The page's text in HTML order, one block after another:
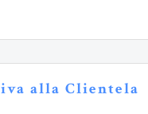
alla Clientela